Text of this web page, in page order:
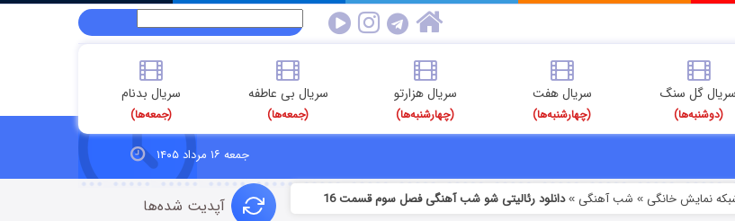
سریال گل سنگ
(دوشنبه‌ها)
سریال هفت
(چهارشنبه‌ها)
سریال هزارتو
(چهارشنبه‌ها)
سریال بی عاطفه
(جمعه‌ها)
سریال بدنام
(جمعه‌ها)
جمعه ۱۶ مرداد ۱۴۰۵
نمایش خانگی » شب آهنگی »دانلود رئالیتی شو شب آهنگی فصل سوم قسمت 16 آپدیت شده‌ها